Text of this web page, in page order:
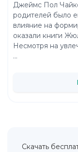
Джеймс Пол
родителей было
влияние на
оказали книги
Несмотря на
...
Скачать